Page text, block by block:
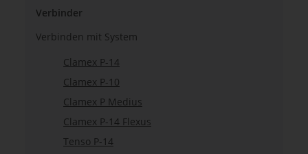
Verbinder
Verbinden mit System
Clamex P-14
Clamex P-10
Clamex P Medius
Clamex P-14 Flexus
Tenso P-14